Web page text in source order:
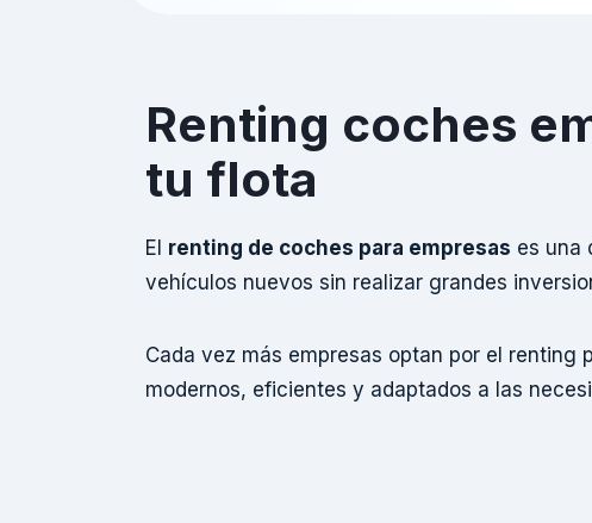
Renting coches
tu flota
El renting de coches para empresas es una
vehículos nuevos sin realizar grandes
Cada vez más empresas optan por el
modernos, eficientes y adaptados a las